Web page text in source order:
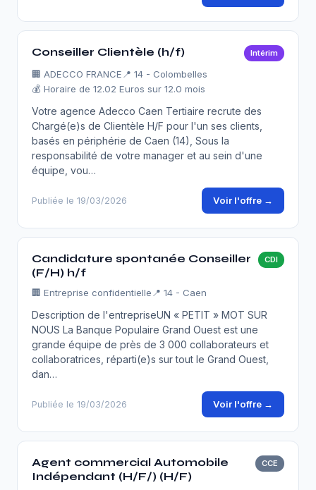
Conseiller Clientèle (h/f) Intérim
🏢 ADECCO FRANCE 📍 14 - Colombelles
💰 Horaire de 12.02 Euros sur 12.0 mois
Votre agence Adecco Caen Tertiaire recrute des
Chargé(e)s de Clientèle H/F pour l'un ses clients,
basés en périphérie de Caen (14), Sous la
responsabilité de votre manager et au sein d'une
équipe, vou…
Publiée le 19/03/2026 Voir l'offre →
Candidature spontanée Conseiller
(F/H) h/f
CDI
🏢 Entreprise confidentielle 📍 14 - Caen
Description de l'entrepriseUN « PETIT » MOT SUR
NOUS La Banque Populaire Grand Ouest est une
grande équipe de près de 3 000 collaborateurs et
collaboratrices, réparti(e)s sur tout le Grand Ouest,
dan…
Publiée le 19/03/2026 Voir l'offre →
Agent commercial Automobile
Indépendant (H/F/) (H/F)
CCE